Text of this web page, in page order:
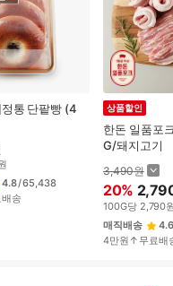
통 단팥빵 (4
4.8/65,438
송
한돈 일품포
G/돼지고기
상품할인
3,490원
20%
100G당 2,790
매직배송
4.6
4만원↑무료배